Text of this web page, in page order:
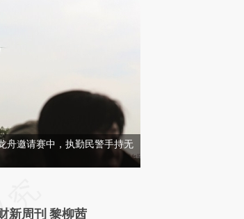
舟邀请赛中，执勤民警手持无
于财新文章
新周刊 黎柳茜